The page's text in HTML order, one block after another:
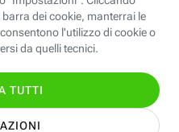
12878470157